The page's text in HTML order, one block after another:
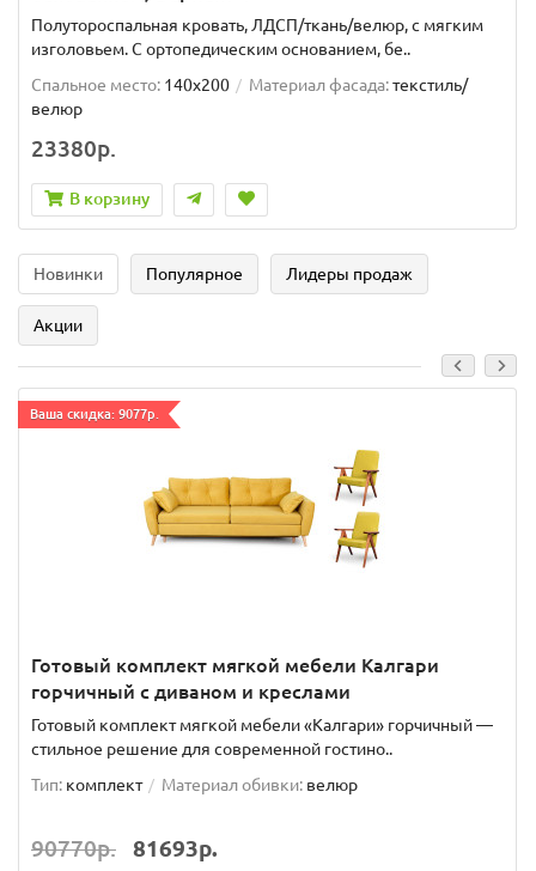
Полутороспальная кровать, ЛДСП/ткань/велюр, с мягким
изголовьем. C ортопедическим основанием, бе..
Спальное место: 140x200 Материал фасада:текстиль/
велюр
23380р.
В корзину
Новинки Популярное Лидеры продаж
Акции
Ваша скидка: 9077р.
Готовый комплект мягкой мебели Калгари
горчичный с диваном и креслами
Готовый комплект мягкой мебели «Калгари» горчичный —
стильное решение для современной гостино..
Тип: комплект Материал обивки: велюр
90770р. 81693р.